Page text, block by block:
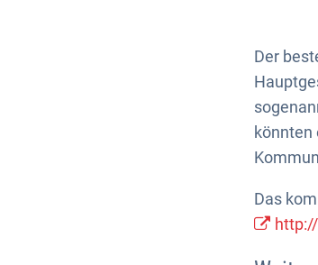
Der
könnten
Das